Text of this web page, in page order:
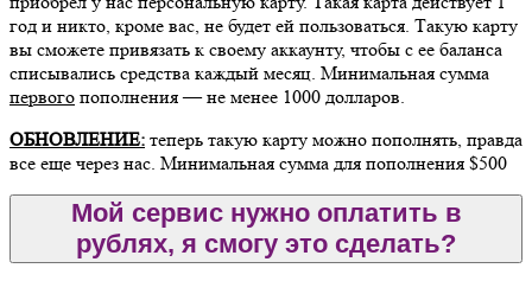
год и никто, кроме вас, не будет ей пользоваться. Такую карту
вы сможете привязать к своему аккаунту, чтобы с ее баланса
списывались средства каждый месяц. Минимальная сумма
первого пополнения — не менее 1000 долларов.
ОБНОВЛЕНИЕ: теперь такую карту можно пополнять, правда
все еще через нас. Минимальная сумма для пополнения $500
Мой сервис нужно оплатить в
рублях, я смогу это сделать?